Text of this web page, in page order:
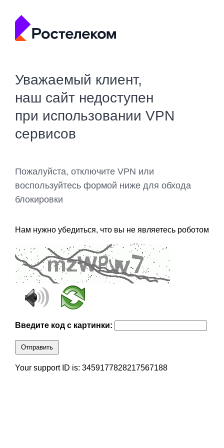
Уважаемый клиент,
наш сайт недоступен
при использовании VPN
сервисов
Пожалуйста, отключите VPN или
воспользуйтесь формой ниже для обхода
блокировки
Нам нужно убедиться, что вы не являетесь роботом
Введите код с картинки:
Отправить
Your support ID is: 3459177828217567188